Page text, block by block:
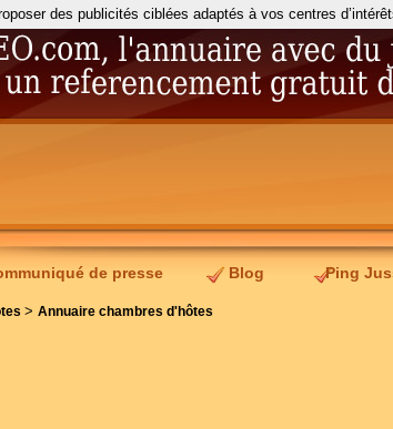
de presse Blog Ping
> Annuaire chambres d'hôtes
des publicités ciblées adaptés à vos centres